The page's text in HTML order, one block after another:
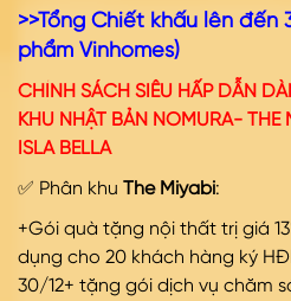
>>Tổng Chiết khấu lên đến
phẩm Vinhomes)
CHÍNH SÁCH SIÊU HẤP DẪN
KHU NHẬT BẢN NOMURA- THE
ISLA BELLA
✅ Phân khu The Miyabi:
+Gói quà tặng nội thất trị giá
dụng cho 20 khách hàng ký
30/12+ tặng gói dịch vụ chăm